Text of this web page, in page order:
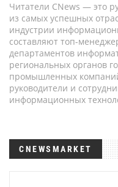
Читатели CNews — это
из самых успешных
индустрии
составляют топ-
департаментов
региональных органов
промышленных
руководители и
информационных
CNEWSMARKET